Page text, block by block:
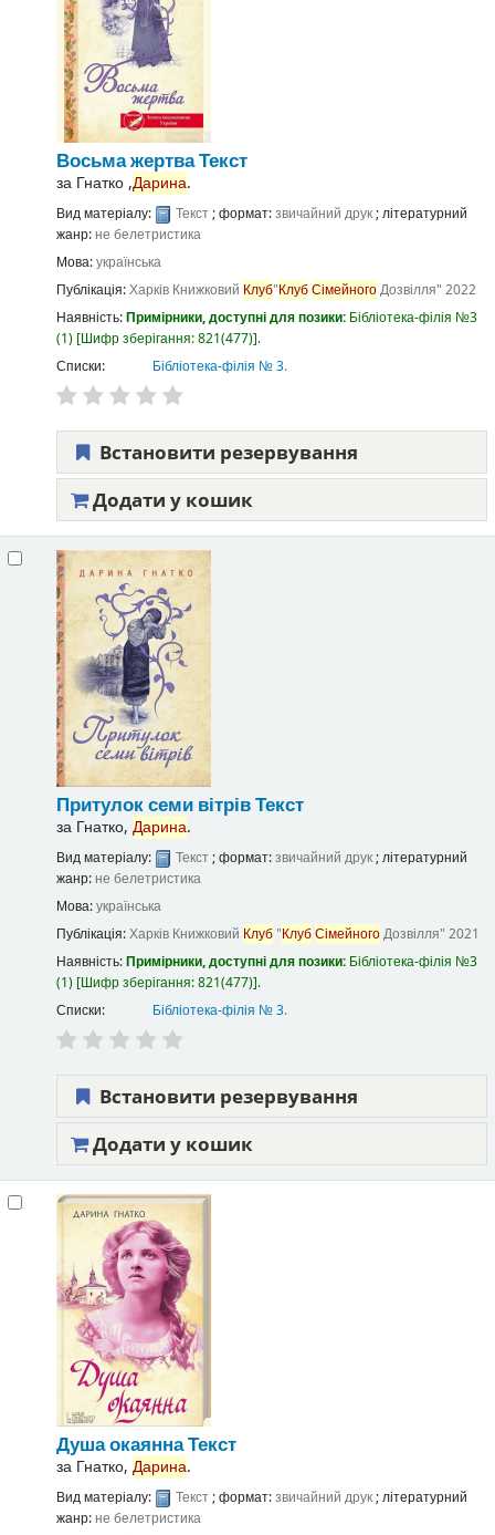
Восьма жертваТекст
за Гнатко ,Дарина.
Вид матеріалу: Текст; формат:звичайний друк; літературний
жанр:не белетристика
Мова:українська
Публікація:Харків Книжковий Клуб"КлубСімейногоДозвілля" 2022
Наявність:Примірники, доступні для позики: Бібліотека-філія №3
(1) Шифр зберігання:821(477) .
Списки:
Бібліотека-філія № 3.
Встановити резервування
Додати у кошик
Притулок семи вітрівТекст
за Гнатко, Дарина.
Вид матеріалу: Текст; формат:звичайний друк; літературний
жанр: не белетристика
Мова:українська
Публікація:Харків Книжковий Клуб"КлубСімейногоДозвілля" 2021
Наявність:Примірники, доступні для позики: Бібліотека-філія №3
(1) Шифр зберігання:821(477) .
Списки:
Бібліотека-філія № 3.
Встановити резервування
Додати у кошик
Душа окаяннаТекст
за Гнатко, Дарина.
Вид матеріалу: Текст; формат:звичайний друк; літературний
жанр:не белетристика